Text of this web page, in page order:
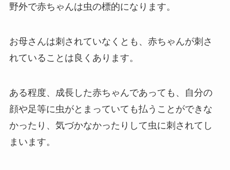
野外で赤ちゃんは虫の標的になります。
お母さんは刺されていなくとも、赤ちゃんが刺さ
れていることは良くあります。
ある程度、成長した赤ちゃんであっても、自分の
顔や足等に虫がとまっていても払うことができな
かったり、気づかなかったりして虫に刺されてし
まいます。